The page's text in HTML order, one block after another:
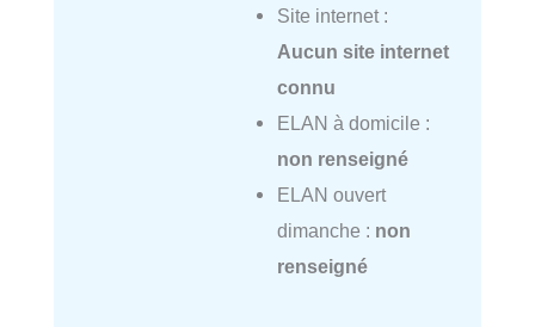
Site internet :
Aucun site internet
connu
ELAN à domicile :
non renseigné
ELAN ouvert
dimanche : non
renseigné